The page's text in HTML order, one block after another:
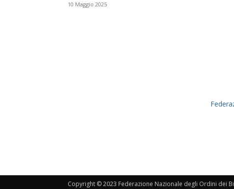
10 Maggio 2025
Copyright © 2023 Federazione Nazionale degli Ordini dei